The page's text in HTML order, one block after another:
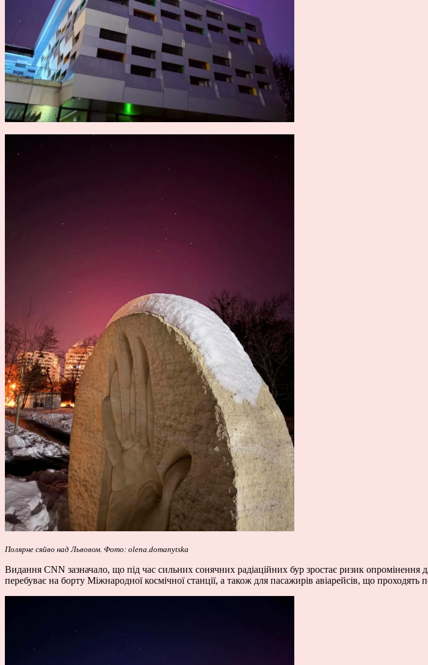
Полярне сяйво над Львовом. Фото: olena.domanytska
Видання CNN зазначало, що під час сильних сонячних радіаційних бур зростає ризик опромінення
перебуває на борту Міжнародної космічної станції, а також для пасажирів авіарейсів, що